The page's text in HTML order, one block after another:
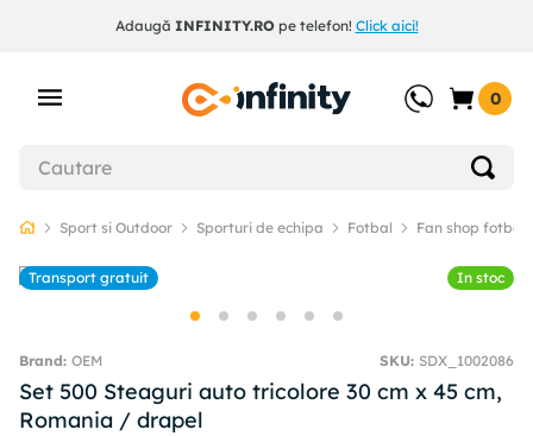
Adaugă INFINITY.ROpe telefon! Click aici!
0
Sport si Outdoor Sporturi de echipa Fotbal Fan shop fotbal
Transport gratuit In stoc
OEM SKU: SDX_1002086
Set 500 Steaguri auto tricolore 30 cm x 45 cm,
Romania / drapel